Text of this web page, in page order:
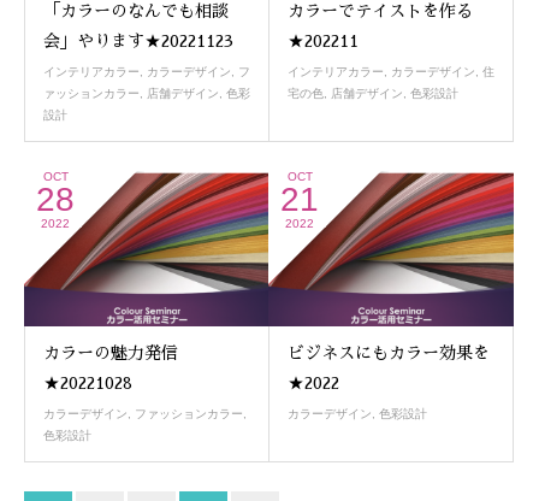
「カラーのなんでも相談
会」やります★20221123
インテリアカラー カラーデザイン
フ
ァッションカラー
店舗デザイン
色彩
設計
カラーでテイストを作る
★202211
インテリアカラー カラーデザイン
住
宅の色
店舗デザイン 色彩設計
OCT
28
2022
カラーの魅力発信
★20221028
カラーデザイン ファッションカラー
色彩設計
OCT
21
2022
ビジネスにもカラー効果を
★2022
カラーデザイン 色彩設計